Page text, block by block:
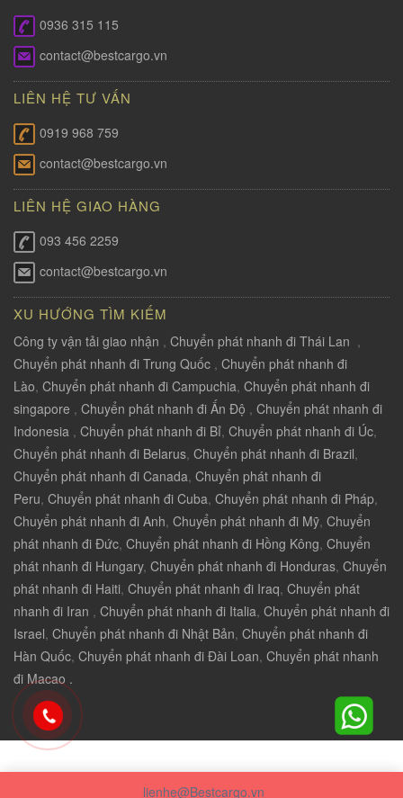
0936 315 115
contact@bestcargo.vn
LIÊN HỆ TƯ VẤN
0919 968 759
contact@bestcargo.vn
LIÊN HỆ GIAO HÀNG
093 456 2259
contact@bestcargo.vn
XU HƯỚNG TÌM KIẾM
Công ty vận tải giao nhận , Chuyển phát nhanh đi Thái Lan ,
Chuyển phát nhanh đi Trung Quốc , Chuyển phát nhanh đi
Lào, Chuyển phát nhanh đi Campuchia, Chuyển phát nhanh đi
singapore , Chuyển phát nhanh đi Ấn Độ , Chuyển phát nhanh đi
Indonesia , Chuyển phát nhanh đi Bỉ, Chuyển phát nhanh đi Úc,
Chuyển phát nhanh đi Belarus, Chuyển phát nhanh đi Brazil,
Chuyển phát nhanh đi Canada, Chuyển phát nhanh đi
Peru, Chuyển phát nhanh đi Cuba, Chuyển phát nhanh đi Pháp,
Chuyển phát nhanh đi Anh, Chuyển phát nhanh đi Mỹ, Chuyển
phát nhanh đi Đức, Chuyển phát nhanh đi Hồng Kông, Chuyển
phát nhanh đi Hungary, Chuyển phát nhanh đi Honduras, Chuyển
phát nhanh đi Haiti, Chuyển phát nhanh đi Iraq, Chuyển phát
nhanh đi Iran , Chuyển phát nhanh đi Italia, Chuyển phát nhanh đi
Israel, Chuyển phát nhanh đi Nhật Bản, Chuyển phát nhanh đi
Hàn Quốc, Chuyển phát nhanh đi Đài Loan, Chuyển phát nhanh
đi Macao .
lienhe@Bestcargo.vn